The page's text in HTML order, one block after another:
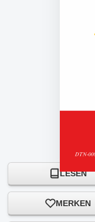
LESEN
MERKEN